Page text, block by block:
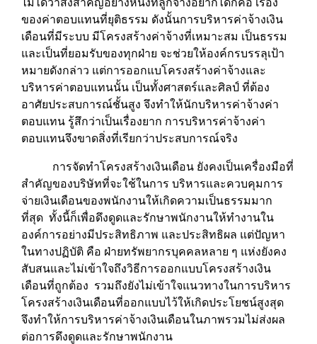
ของค่าตอบแทนที่ยุติธรรม ดังนั้นการบริหารค่าจ้างเงิน
เดือนที่มีระบบ มีโครงสร้างค่าจ้างที่เหมาะสม เป็นธรรม
และเป็นที่ยอมรับของทุกฝ่าย จะช่วยให้องค์กรบรรลุเป้า
หมายดังกล่าว แต่การออกแบโครงสร้างค่าจ้างและ
บริหารค่าตอบแทนนั้น เป็นทั้งศาสตร์และศิลป์ ที่ต้อง
อาศัยประสบการณ์ชั้นสูง จึงทำให้นักบริหารค่าจ้างค่า
ตอบแทน รู้สึกว่าเป็นเรื่องยาก การบริหารค่าจ้างค่า
ตอบแทนจึงขาดสิ่งที่เรียกว่าประสบการณ์จริง
การจัดทำโครงสร้างเงินเดือน ยังคงเป็นเครื่องมือที่
สำคัญของบริษัทที่จะใช้ในการ บริหารและควบคุมการ
จ่ายเงินเดือนของพนักงานให้เกิดความเป็นธรรมมาก
ที่สุด ทั้งนี้ก็เพื่อดึงดูดและรักษาพนักงานให้ทำงานใน
องค์การอย่างมีประสิทธิภาพ และประสิทธิผล แต่ปัญหา
ในทางปฏิบัติ คือ ฝ่ายทรัพยากรบุคคลหลาย ๆ แห่งยังคง
สับสนและไม่เข้าใจถึงวิธีการออกแบบโครงสร้างเงิน
เดือนที่ถูกต้อง รวมถึงยังไม่เข้าใจแนวทางในการบริหาร
โครงสร้างเงินเดือนที่ออกแบบไว้ให้เกิดประโยชน์สูงสุด
จึงทำให้การบริหารค่าจ้างเงินเดือนในภาพรวมไม่ส่งผล
ต่อการดึงดูดและรักษาพนักงาน